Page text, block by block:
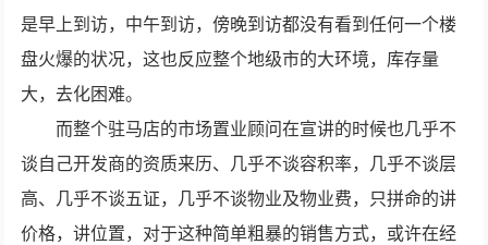
是早上到访，中午到访，傍晚到访都没有看到任何一个楼
盘火爆的状况，这也反应整个地级市的大环境，库存量
大，去化困难。
而整个驻马店的市场置业顾问在宣讲的时候也几乎不
谈自己开发商的资质来历、几乎不谈容积率，几乎不谈层
高、几乎不谈五证，几乎不谈物业及物业费，只拼命的讲
价格，讲位置，对于这种简单粗暴的销售方式，或许在经